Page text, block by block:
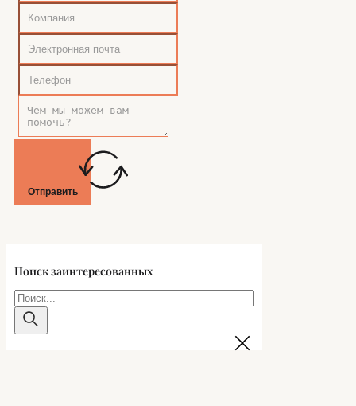
Отправить
Поиск заинтересованных
Поиск